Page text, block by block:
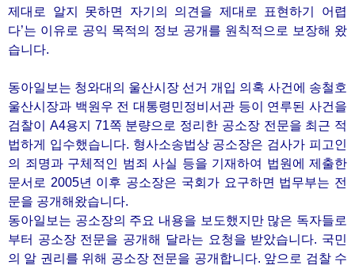
제대로 알지 못하면 자기의 의견을 제대로 표현하기 어렵
다’는 이유로 공익 목적의 정보 공개를 원칙적으로 보장해 왔
습니다.
동아일보는 청와대의 울산시장 선거 개입 의혹 사건에 송철호
울산시장과 백원우 전 대통령민정비서관 등이 연루된 사건을
검찰이 A4용지 71쪽 분량으로 정리한 공소장 전문을 최근 적
법하게 입수했습니다. 형사소송법상 공소장은 검사가 피고인
의 죄명과 구체적인 범죄 사실 등을 기재하여 법원에 제출한
문서로 2005년 이후 공소장은 국회가 요구하면 법무부는 전
문을 공개해왔습니다.
동아일보는 공소장의 주요 내용을 보도했지만 많은 독자들로
부터 공소장 전문을 공개해 달라는 요청을 받았습니다. 국민
의 알 권리를 위해 공소장 전문을 공개합니다. 앞으로 검찰 수